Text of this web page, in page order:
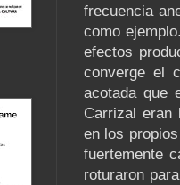
frecuencia
como
efectos
converge el
acotada que
Carrizal eran
en los
fuertemente
roturaron